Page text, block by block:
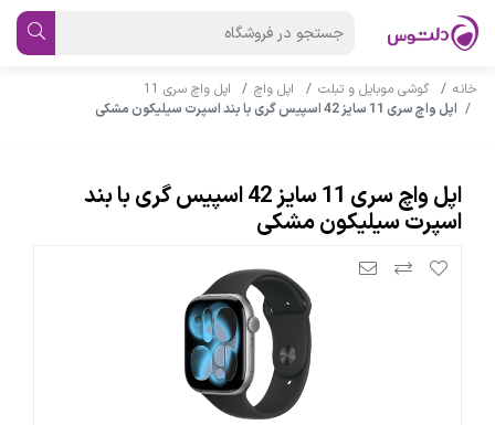
خانه گوشی موبایل و تبلت اپل واچ
اپل واچ سری 11
اپل واچ سری 11 سایز 42 اسپیس گری با بند اسپرت سیلیکون مشکی
اپل واچ سری 11 سایز 42 اسپیس گری با بند
اسپرت سیلیکون مشکی